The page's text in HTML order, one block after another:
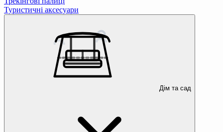
Туристичні аксесуари
Дім та сад